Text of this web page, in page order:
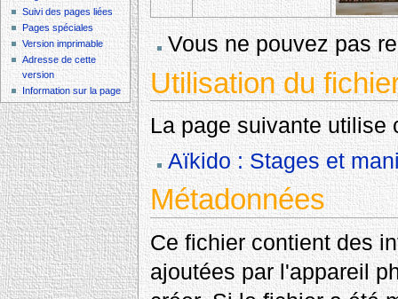
Vous ne pouvez pas
Utilisation du
La page suivante utilise
Aïkido : Stages et
Métadonnées
Ce fichier contient des
ajoutées par l'appareil
Suivi des pages liées
Pages spéciales
Version imprimable
Adresse de cette
version
Information sur la page